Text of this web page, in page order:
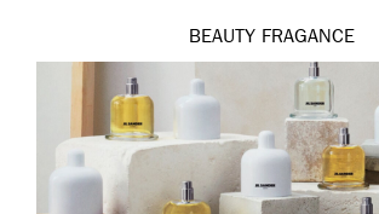
BEAUTY FRAGANCE